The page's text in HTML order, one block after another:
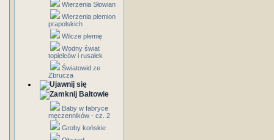
Wierzenia Słowian
Wierzenia plemion
prapolskich
Wilcze plemię
Wodny świat
topielców i rusałek
Światowid ze
Zbrucza
Bałtowie
Baby w fabryce
męczenników - cz. 2
Groby końskie